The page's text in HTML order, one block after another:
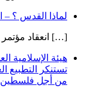
لماذا القدس ؟ –
[…] انعقاد
هيئة الإسلامية
تستنكر التطبيع
من أجل فلسطين